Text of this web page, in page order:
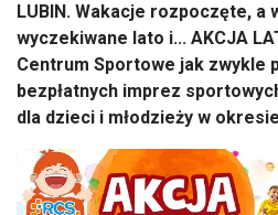
LUBIN. Wakacje rozpoczęte, a
wyczekiwane lato i... AKCJA
Centrum Sportowe jak zwykle
bezpłatnych imprez
dla dzieci i młodzieży w